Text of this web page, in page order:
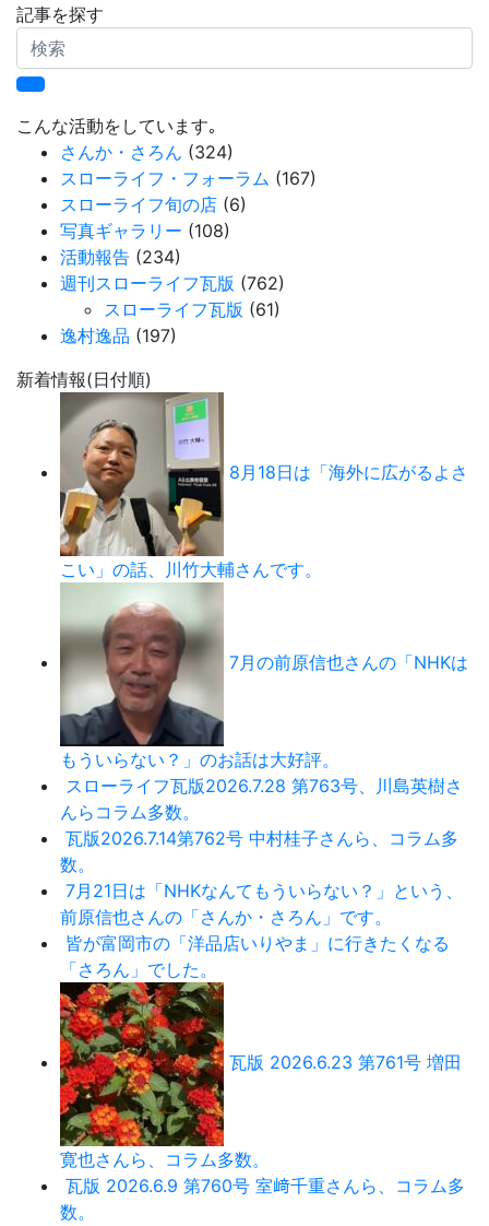
記事を探す
検
索
こんな活動をしています｡
さんか・さろん (324)
スローライフ・フォーラム (167)
スローライフ旬の店 (6)
写真ギャラリー (108)
活動報告 (234)
週刊スローライフ瓦版 (762)
スローライフ瓦版 (61)
逸村逸品 (197)
新着情報(日付順)
8月18日は「海外に広がるよさ
こい」の話、川竹大輔さんです。
7月の前原信也さんの「NHKは
もういらない？」のお話は大好評。
スローライフ瓦版2026.7.28 第763号、川島英樹さ
んらコラム多数。
瓦版2026.7.14第762号 中村桂子さんら、コラム多
数。
7月21日は「NHKなんてもういらない？」という、
前原信也さんの「さんか・さろん」です。
皆が富岡市の「洋品店いりやま」に行きたくなる
「さろん」でした。
瓦版 2026.6.23 第761号 増田
寛也さんら、コラム多数。
瓦版 2026.6.9 第760号 室﨑千重さんら、コラム多
数。